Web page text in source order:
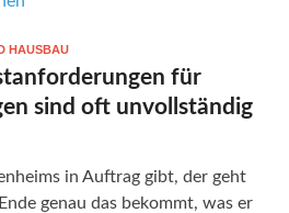
HAUSBAU
für
sind oft unvollständig
in Auftrag gibt, der geht
genau das bekommt, was er